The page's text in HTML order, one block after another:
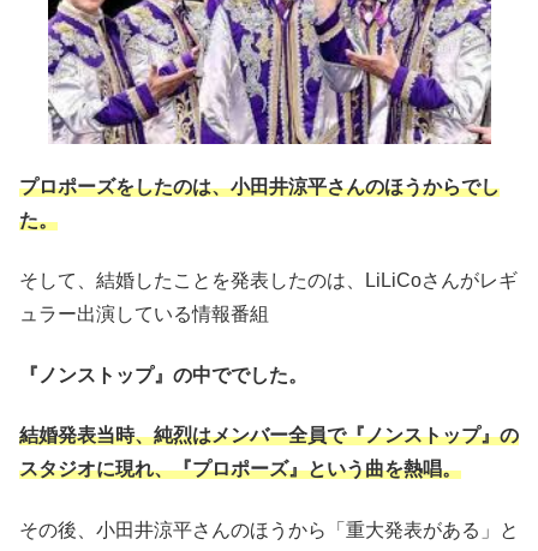
プロポーズをしたのは、小田井涼平さんのほうからでし
た。
そして、結婚したことを発表したのは、LiLiCoさんがレギ
ュラー出演している情報番組
『ノンストップ』の中ででした。
結婚発表当時、純烈はメンバー全員で『ノンストップ』の
スタジオに現れ、『プロポーズ』という曲を熱唱。
その後、小田井涼平さんのほうから「重大発表がある」と